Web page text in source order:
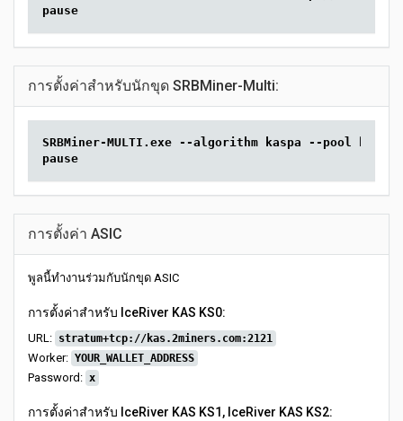
pause
การตั้งค่าสำหรับนักขุด SRBMiner-Multi:
SRBMiner-MULTI.exe --algorithm kaspa --pool
pause
การตั้งค่า ASIC
พูลนี้ทำงานร่วมกับนักขุด ASIC
การตั้งค่าสำหรับ IceRiver KAS KS0:
URL: stratum+tcp://kas.2miners.com:2121
Worker: YOUR_WALLET_ADDRESS
Password: x
การตั้งค่าสำหรับ IceRiver KAS KS1, IceRiver KAS KS2: